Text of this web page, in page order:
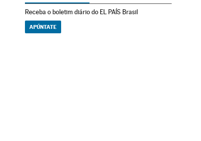
Receba o boletim diário do EL PAÍS Brasil
APÚNTATE